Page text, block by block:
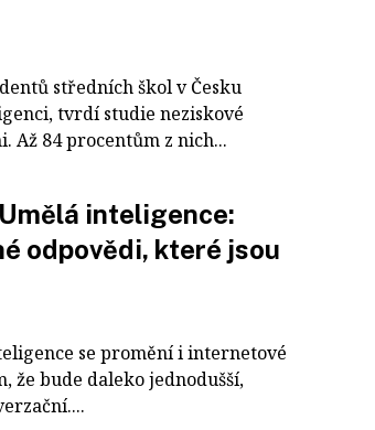
středních škol v Česku
tvrdí studie neziskové
Až 84 procentům z nich...
Umělá inteligence:
odpovědi, které jsou
se promění i internetové
že bude daleko jednodušší,